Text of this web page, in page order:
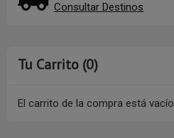
Consultar Destinos
Tu Carrito (0)
El carrito de la compra está vacío